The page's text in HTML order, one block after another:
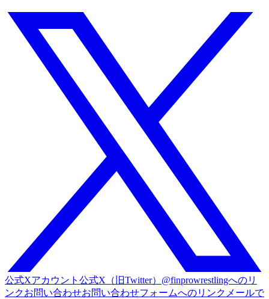
公式Xアカウント 公式X（旧Twitter）@finprowrestlingへのリ
ンクお問い合わせお問い合わせフォームへのリンク メールで